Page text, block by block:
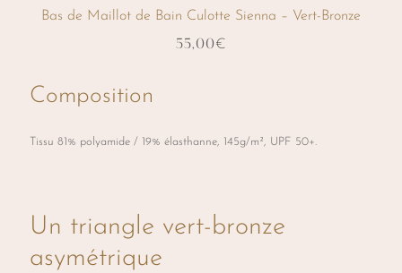
Bas de Maillot de Bain Culotte Sienna – Vert-Bronze
55,00€
Les
options
Composition
Tissu 81% polyamide / 19% élasthanne, 145g/m², UPF 50+.
Un triangle vert-bronze
asymétrique